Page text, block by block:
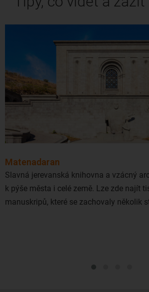
Matenadaran
Slavná jerevanská knihovna a vzácný
k pýše města i celé země. Lze zde najít
manuskripů, které se zachovaly několik